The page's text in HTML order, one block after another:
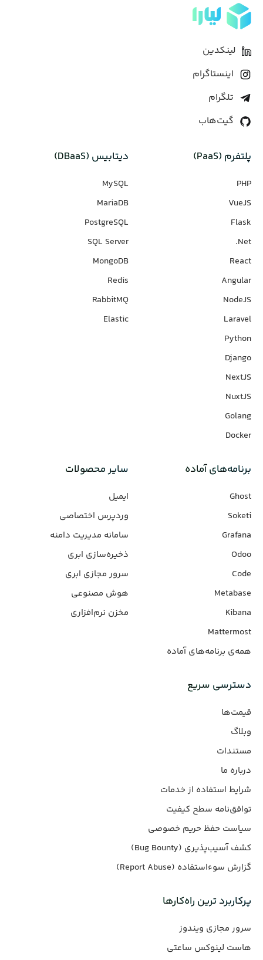
لینکدین
اینستاگرام
تلگرام
گیت‌هاب
پلتفرم (PaaS)
PHP
VueJS
Flask
Net.
React
Angular
NodeJS
Laravel
Python
Django
NextJS
NuxtJS
Golang
Docker
دیتابیس‌ (DBaaS)
MySQL
MariaDB
PostgreSQL
SQL Server
MongoDB
Redis
RabbitMQ
Elastic
برنامه‌های‌ آماده
Ghost
Soketi
Grafana
Odoo
Code
Metabase
Kibana
Mattermost
همه‌ی برنامه‌های آماده
سایر محصولات
ایمیل
وردپرس‌ اختصاصی
سامانه مدیریت دامنه
ذخیره‌سازی ابری
سرور مجازی ابری
هوش مصنوعی
مخزن نرم‌افزاری
دسترسی سریع
قیمت‌ها
وبلاگ
مستندات
درباره ما
شرایط استفاده از خدمات
توافق‌نامه سطح کیفیت
سیاست حفظ حریم خصوصی
کشف آسیب‌پذیری (Bug Bounty)
گزارش سوءاستفاده (Report Abuse)
پرکاربرد ترین راه‌کارها
سرور مجازی ویندوز
هاست لینوکس ساعتی